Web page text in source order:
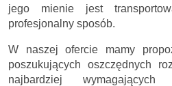
jego mienie jest
profesjonalny sposób.
W naszej ofercie mamy
poszukujących oszczędnych
najbardziej wymagających